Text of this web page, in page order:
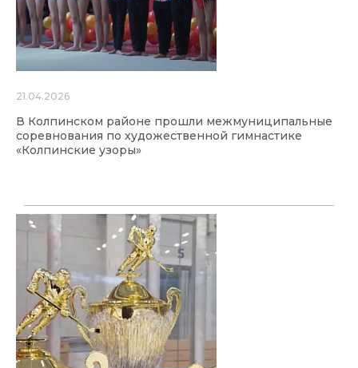
21.04.2026
В Колпинском районе прошли межмуниципальные
соревнования по художественной гимнастике
«Колпинские узоры»